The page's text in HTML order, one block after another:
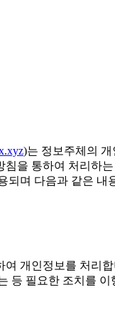
)는 정보주체의
침을 통하여 처리하
되며 다음과 같은 내
여 개인정보를 처리
등 필요한 조치를 이